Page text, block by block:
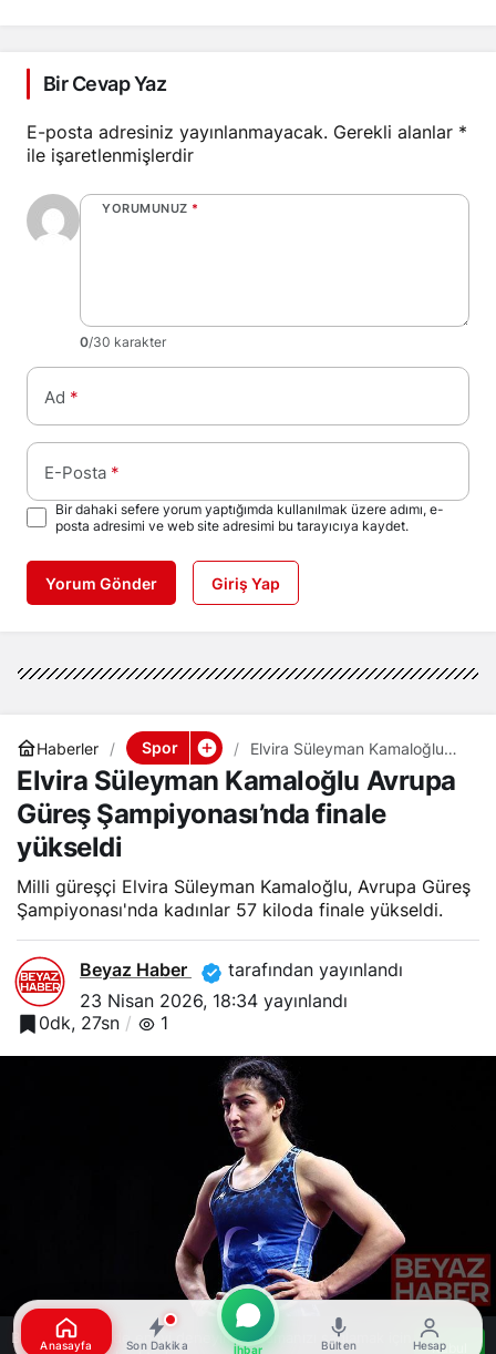
Bir Cevap Yaz
E-posta adresiniz yayınlanmayacak. Gerekli alanlar *
ile işaretlenmişlerdir
YORUMUNUZ *
0/30 karakter
Ad *
E-Posta *
Bir dahaki sefere yorum yaptığımda kullanılmak üzere adımı, e-
posta adresimi ve web site adresimi bu tarayıcıya kaydet.
Yorum Gönder Giriş Yap
Haberler Spor
Elvira Süleyman Kamaloğlu
Avrupa Güreş
Şampiyonası’nda finale
yükseldi
Elvira Süleyman Kamaloğlu Avrupa
Güreş Şampiyonası’nda finale
yükseldi
Milli güreşçi Elvira Süleyman Kamaloğlu, Avrupa Güreş
Şampiyonası'nda kadınlar 57 kiloda finale yükseldi.
Beyaz Haber
tarafından yayınlandı
23 Nisan 2026, 18:34 yayınlandı
0dk, 27sn
1
Bu web sitesinde en iyi deneyimi yaşamanızı sağlamak için
Kabul
Anasayfa Son Dakika İhbar Bülten Hesap